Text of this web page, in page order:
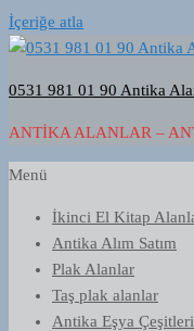
İçeriğe atla
0531 981 01 90 Antika
ANTIKA ALANLAR –
Menü
İkinci El Kitap
Antika Alım Satım
Plak Alanlar
Taş plak alanlar
Antika Eşya Çeşitleri